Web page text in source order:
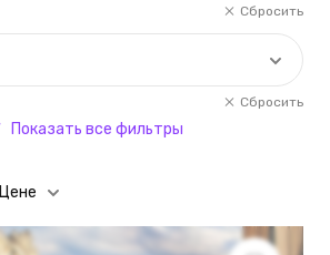
Сбросить
Сбросить
Показать все фильтры
Цене